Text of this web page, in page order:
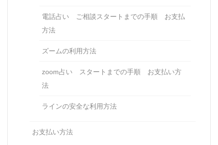
電話占い ご相談スタートまでの手順 お支払
方法
ズームの利用方法
zoom占い スタートまでの手順 お支払い方
法
ラインの安全な利用方法
お支払い方法